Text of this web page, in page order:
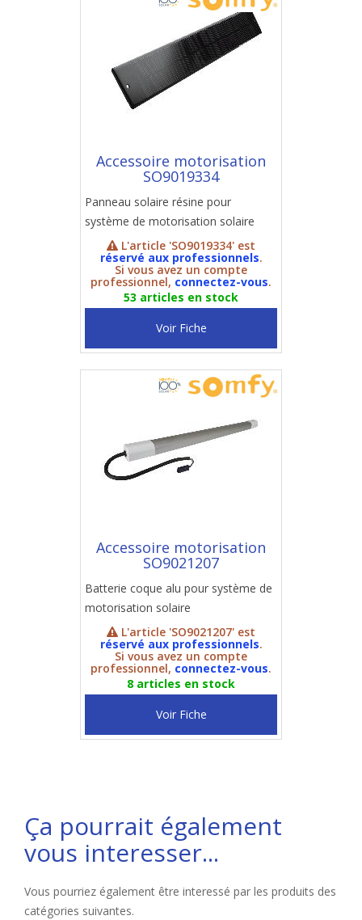
Accessoire motorisation
SO9019334
Panneau solaire résine pour
système de motorisation solaire
L'article 'SO9019334' est
réservé aux professionnels.
Si vous avez un compte
professionnel, connectez-vous.
53 articles en stock
Voir Fiche
Accessoire motorisation
SO9021207
Batterie coque alu pour système de
motorisation solaire
L'article 'SO9021207' est
réservé aux professionnels.
Si vous avez un compte
professionnel, connectez-vous.
8 articles en stock
Voir Fiche
Ça pourrait également
vous interesser...
Vous pourriez également être interessé par les produits des
catégories suivantes.